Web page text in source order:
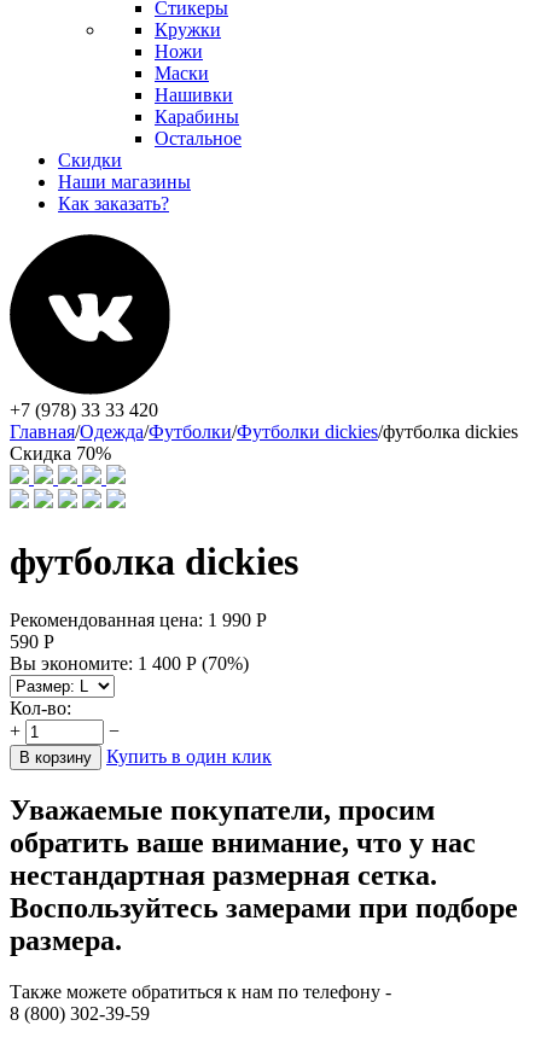
Стикеры
Кружки
Ножи
Маски
Нашивки
Карабины
Остальное
Скидки
Наши магазины
Как заказать?
+7 (978) 33 33 420
Главная/Одежда/Футболки/Футболки dickies/футболка dickies
Скидка 70%
футболка dickies
Рекомендованная цена: 1 990 Р
590 Р
Вы экономите: 1 400 Р (70%)
Кол-во:
+
−
В корзину Купить в один клик
Уважаемые покупатели, просим
обратить ваше внимание, что у нас
нестандартная размерная сетка.
Воспользуйтесь замерами при подборе
размера.
Также можете обратиться к нам по телефону -
8 (800) 302-39-59